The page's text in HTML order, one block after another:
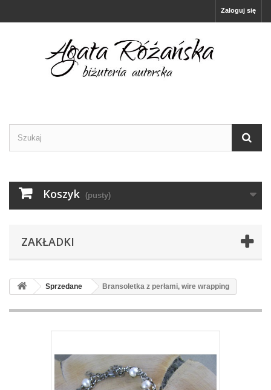
Zaloguj się
Koszyk (pusty)
ZAKŁADKI
Sprzedane Bransoletka z perłami, wire wrapping